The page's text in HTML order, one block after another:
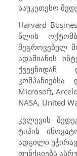
საუკეთესო
Harvard
წლის
შეგროვებულ
ადამიანის
ქვეყნიდან
Microsoft,
NASA, United
კვლევის
ტიპის
ადგილი
ფუნქციებს